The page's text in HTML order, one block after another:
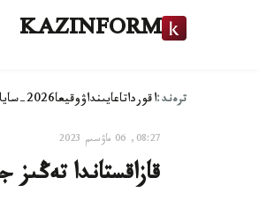
KAZINFORM
ترەند:اقورداتاعايىنداۋوقيعا2026-سايلاۋ
08:27, 06 ماۋسىم 2023
قازاقستاندا